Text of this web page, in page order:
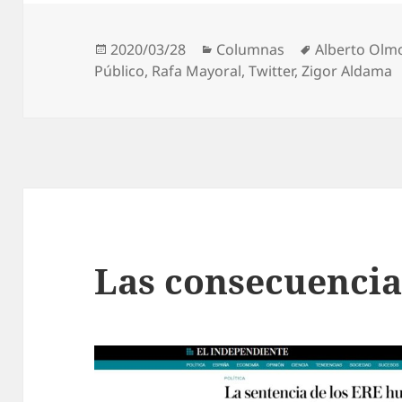
Publicado
el
2020/03/28 Categorías
Columnas Etiquetas
Alberto
Público, Rafa Mayoral,Twitter,Zigor Aldama
Las